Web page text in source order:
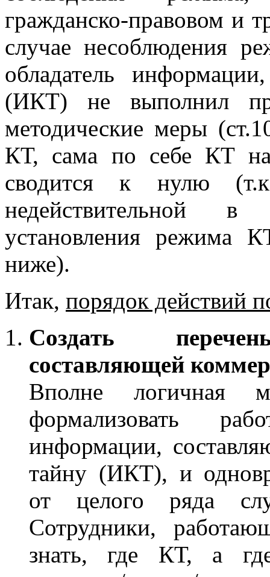
гражданско-правовом и
случае несоблюдения
обладатель
(ИКТ) не выполнил
методические меры
КТ, сама по себе КТ
сводится к нулю
недействительной
установления режима
ниже).
Итак, порядок действий
Создать
составляющей
Вполне логичная
формализовать
информации,
тайну (ИКТ), и
от целого ряда
Сотрудники,
знать, где КТ, а